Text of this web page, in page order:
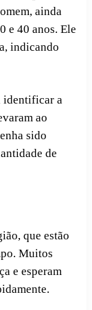
ainda
e 40 anos. Ele
indicando
identificar a
ao
sido
de
que estão
Muitos
e esperam